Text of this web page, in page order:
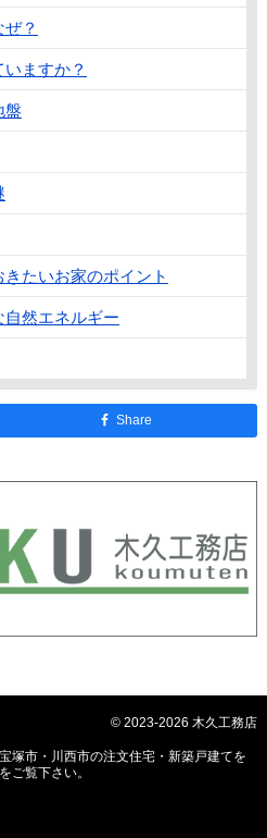
？
ますか？
盤
たいお家のポイント
然エネルギー
Share
© 2023-2026 木久工務店
塚市・川西市の注文住宅・新築戸建てを
ご覧下さい。